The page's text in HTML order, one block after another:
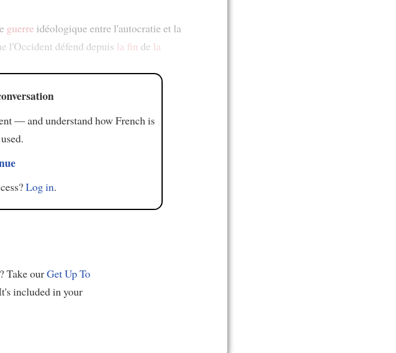
guerre idéologique entre l'autocratie et la
l'Occident défend depuis la fin de la
— and understand how French is
Log in.
Take ourGet Up To
included in your